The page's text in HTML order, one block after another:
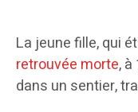
La jeune fille, qui
retrouvée morte,
dans un sentier,